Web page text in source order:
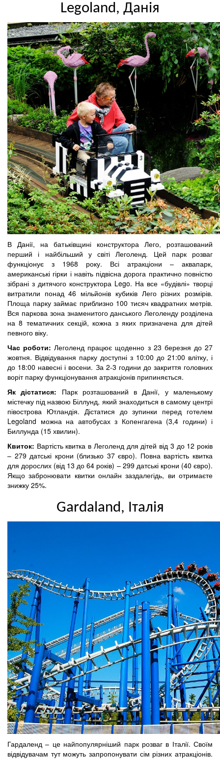
Legoland, Данія
В Данії, на батьківщині конструктора Лего, розташований
перший і найбільший у світі Леголенд. Цей парк розваг
функціонує з 1968 року. Всі атракціони – аквапарк,
американські гірки і навіть підвісна дорога практично повністю
зібрані з дитячого конструктора Lego. На все «будівлі» творці
витратили понад 46 мільйонів кубиків Лего різних розмірів.
Площа парку займає приблизно 100 тисяч квадратних метрів.
Вся паркова зона знаменитого данського Леголенду розділена
на 8 тематичних секцій, кожна з яких призначена для дітей
певного віку.
Час роботи: Леголенд працює щоденно з 23 березня до 27
жовтня. Відвідування парку доступні з 10:00 до 21:00 влітку, і
до 18:00 навесні і восени. За 2-3 години до закриття головних
воріт парку функціонування атракціонів припиняється.
Як дістатися: Парк розташований в Данії, у маленькому
містечку під назвою Біллунд, який знаходиться в самому центрі
півострова Ютландія. Дістатися до зупинки перед готелем
Legoland можна на автобусах з Копенгагена (3,4 години) і
Биллунда (15 хвилин).
Квиток: Вартість квитка в Леголенд для дітей від 3 до 12 років
– 279 датські крони (близько 37 євро). Повна вартість квитка
для дорослих (від 13 до 64 років) – 299 датські крони (40 євро).
Якщо забронювати квитки онлайн заздалегідь, ви отримаєте
знижку 25%.
Gardaland, Італія
Гардаленд – це найпопулярніший парк розваг в Італії. Своїм
відвідувачам тут можуть запропонувати сім різних атракціонів.